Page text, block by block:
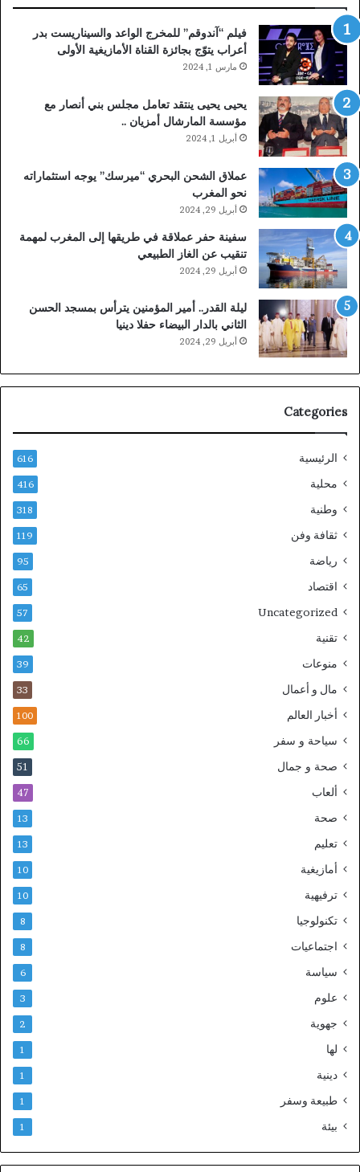
فيلم “آندوقم” للمخرج الواعد والسيناريست بدر
أعراب يتوّج بجائزة القناة الأمازيغية الأولى
مارس 1, 2024
يحيى يحيى ينتقد تعامل مجلس بني أنصار مع
مؤسسة المارشال أمزيان ..
أبريل 1, 2024
عملاق الشحن البحري “ميرسك” يوجه استثماراته
نحو المغرب
أبريل 29, 2024
سفينة حفر عملاقة في طريقها إلى المغرب لمهمة
تنقيب عن الغاز الطبيعي
أبريل 29, 2024
ليلة القدر.. أمير المؤمنين يترأس بمسجد الحسن
الثاني بالدار البيضاء حفلا دينيا
أبريل 29, 2024
Categories
الرئيسية 616
محلية 416
وطنية 318
ثقافة وفن 119
رياضة 95
اقتصاد 65
Uncategorized
57
تقنية 42
منوعات 39
مال و أعمال 33
أخبار العالم 100
سياحة و سفر 66
صحة و جمال 51
ألعاب 47
صحة 13
تعليم 13
أمازيغية 10
ترفيهية 10
تكنولوجيا 8
اجتماعيات 8
سياسة 6
علوم 3
جهوية 2
لها 1
دينية 1
طبيعة وسفر 1
بيئة 1